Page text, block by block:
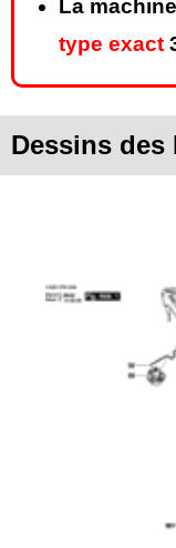
La
type exact
Dessins des